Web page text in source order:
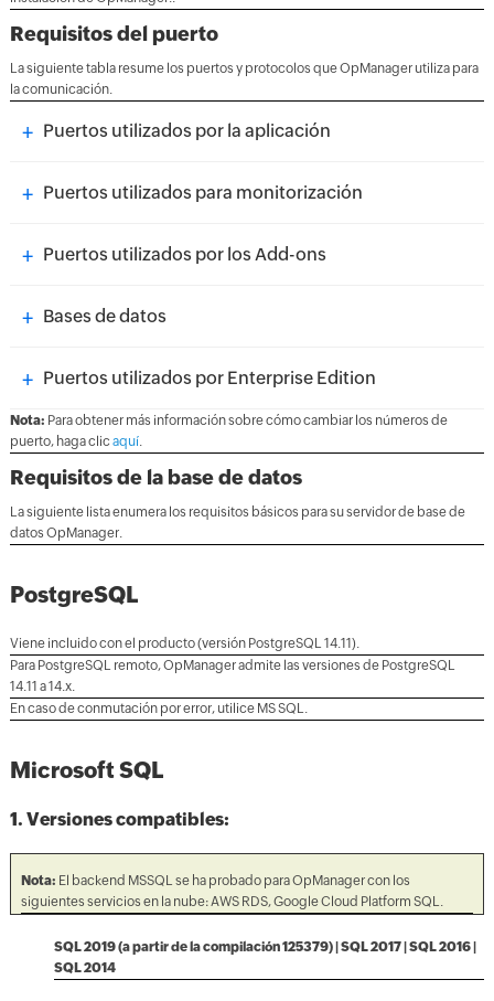
Requisitos del puerto
La siguiente tabla resume los puertos y protocolos que OpManager utiliza para
la comunicación.
Puertos utilizados por la aplicación
+
Puertos utilizados para monitorización
+
Puertos utilizados por los Add-ons
+
Bases de datos
+
Puertos utilizados por Enterprise Edition
+
Nota: Para obtener más información sobre cómo cambiar los números de
puerto, haga clic aquí.
Requisitos de la base de datos
La siguiente lista enumera los requisitos básicos para su servidor de base de
datos OpManager.
PostgreSQL
Viene incluido con el producto (versión PostgreSQL 14.11).
Para PostgreSQL remoto, OpManager admite las versiones de PostgreSQL
14.11 a 14.x.
En caso de conmutación por error, utilice MS SQL.
Microsoft SQL
1. Versiones compatibles:
Nota: El backend MSSQL se ha probado para OpManager con los
siguientes servicios en la nube: AWS RDS, Google Cloud Platform SQL.
SQL 2019 (a partir de la compilación 125379) | SQL 2017 | SQL 2016 |
SQL 2014